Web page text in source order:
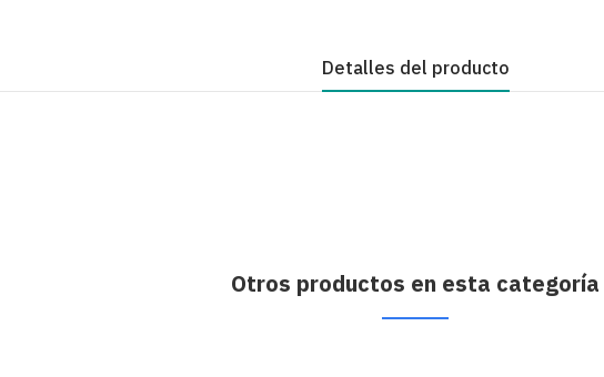
Detalles del producto
Otros productos en esta categoría